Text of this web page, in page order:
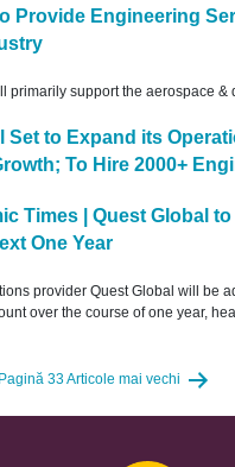
Provide Engineering
primarily support the aerospace &
Set to Expand its
To Hire 2000+
Times | Quest Global
One Year
provider Quest Global will be
over the course of one year,
Pagină 33Articole mai vechi